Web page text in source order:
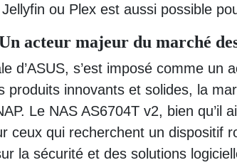
ou Plex est aussi possible
acteur majeur du marché
d’ASUS, s’est imposé comme un
produits innovants et solides, la
Le NAS AS6704T v2, bien qu’il
ceux qui recherchent un dispositif
la sécurité et des solutions